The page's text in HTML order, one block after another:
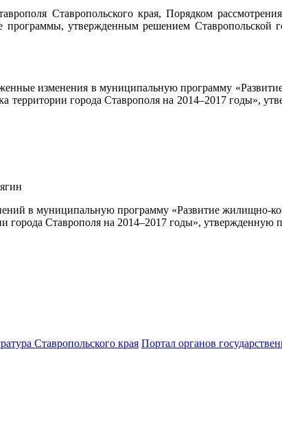
Ставропольского края, Порядком
программы, утвержденным решением
изменения в муниципальную программу
территории города Ставрополя на 2014–2017 годы»,
в муниципальную программу «Развитие жилищно-
города Ставрополя на 2014–2017 годы»,
Ставропольского края Портал органов